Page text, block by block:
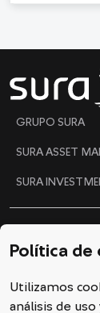
Política
Utilizamos
análisis de
GRUPO SURA
SURA ASSET
SURA
Línea ética